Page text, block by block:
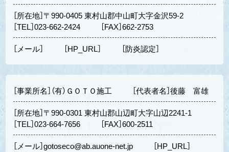
［所在地］〒990-0405 東村山郡中山町大字金沢59-2
［TEL］023-662-2424
［FAX］662-2753
［メール］ ［HP_URL］ ［防炎認定］
［事業所名］（有）ＧＯＴＯ施工 ［代表者名］後藤 富雄
［所在地］〒990-0301 東村山郡山辺町大字山辺2241-1
［TEL］023-664-7656
［FAX］600-2511
［メール］gotoseco@ab.auone-net.jp
［HP_URL］